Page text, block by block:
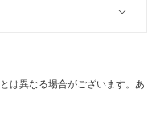
は異なる場合がございます。あ